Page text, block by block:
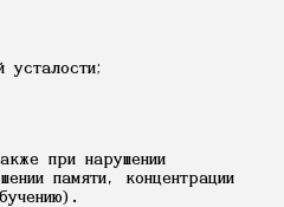
усталости;
при нарушении
памяти, концентрации